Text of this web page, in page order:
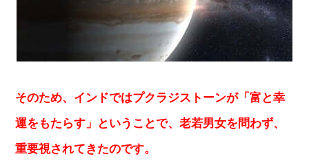
そのため、インドではプクラジストーンが「富と幸
運をもたらす」ということで、老若男女を問わず、
重要視されてきたのです。